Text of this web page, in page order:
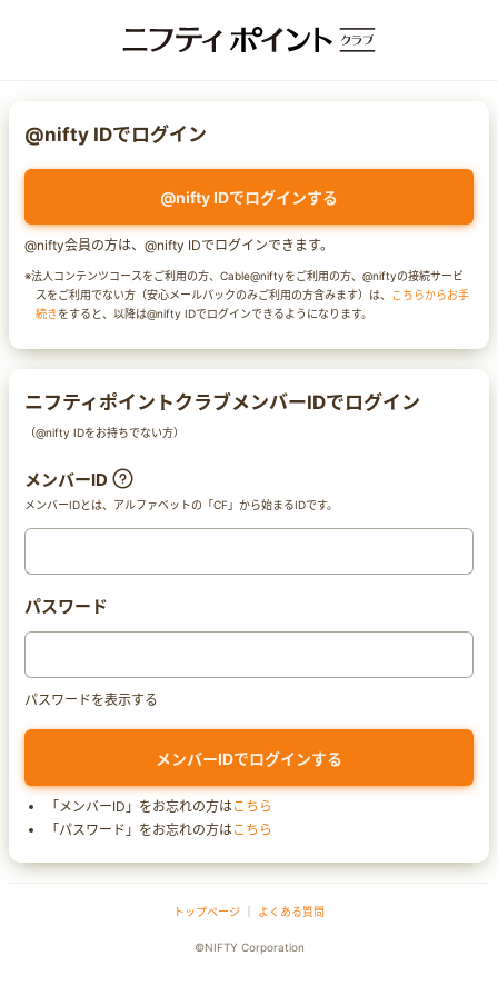
@nifty IDでログイン
@nifty IDでログインする
@nifty会員の方は、@nifty IDでログインできます。
※法人コンテンツコースをご利用の方、Cable@niftyをご利用の方、@niftyの接続サービ
スをご利用でない方（安心メールパックのみご利用の方含みます）は、 こちらからお手
続きをすると、以降は@nifty IDでログインできるようになります。
ニフティポイントクラブメンバーIDでログイン
（@nifty IDをお持ちでない方）
メンバーID
メンバーIDとは、アルファベットの「CF」から始まるIDです。
パスワード
パスワードを表示する
「メンバーID」をお忘れの方はこちら
「パスワード」をお忘れの方はこちら
トップページ よくある質問
©NIFTY Corporation